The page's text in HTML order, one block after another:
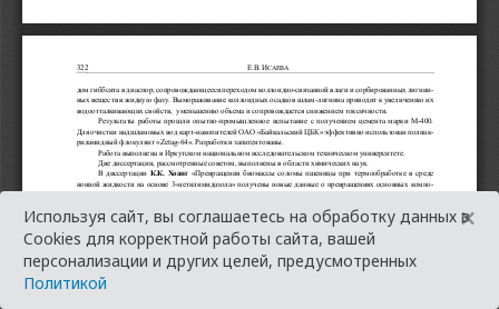
Используя сайт, вы соглашаетесь на обработку данных в
Cookies для корректной работы сайта, вашей
персонализации и других целей, предусмотренных
Политикой
×